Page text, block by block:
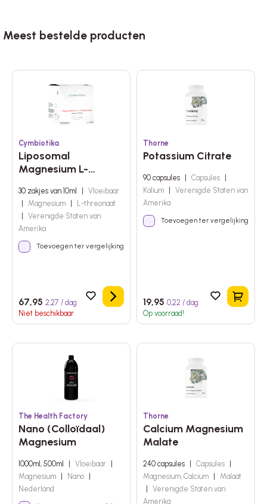
Meest bestelde producten
winkelmandje
Cymbiotika
Liposomal
Magnesium L-
30 zakjes van 10ml
Vloeibaar
Magnesium
L-threonaat
Verenigde Staten van
Amerika
Toevoegen ter vergelijking
67,95 2,27 / dag
Niet beschikbaar
Details
Thorne
Potassium Citrate
90 capsules Capsules
Kalium
Verenigde Staten van
Amerika
Toevoegen ter vergelijking
19,95 0,22 / dag
Op voorraad!
In het
The Health Factory
Nano (Colloïdaal)
Magnesium
1000ml, 500ml Vloeibaar
Magnesium
Nano
Nederland
Thorne
Calcium Magnesium
Malate
240 capsules Capsules
Magnesium, Calcium
Malaat
Verenigde Staten van
Amerika